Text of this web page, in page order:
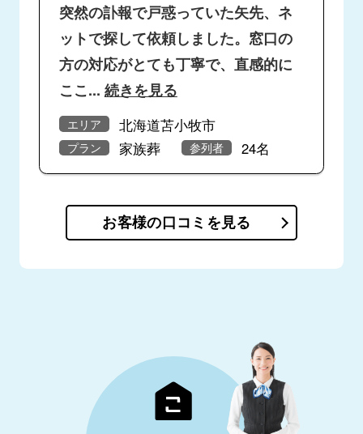
突然の訃報で戸惑っていた矢先、ネ
ットで探して依頼しました。窓口の
方の対応がとても丁寧で、直感的に
ここ... 続きを見る
エリア 北海道苫小牧市
プラン 家族葬 参列者 24名
お客様の口コミを見る